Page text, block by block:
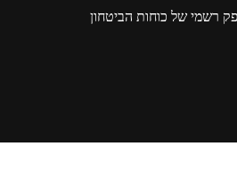
רשמי של כוחות הביטחון